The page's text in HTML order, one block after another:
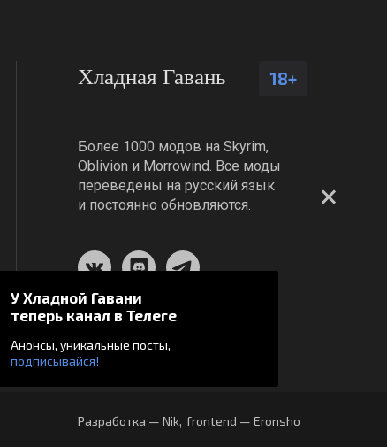
У Хладной Гавани
теперь канал в Телеге
Анонсы, уникальные посты,
подписывайся!
Хладная Гавань 18+
Более 1000 модов на Skyrim,
Oblivion и Morrowind. Все моды
переведены на русский язык
и постоянно обновляются.
Разработка — Nik, frontend — Eronsho